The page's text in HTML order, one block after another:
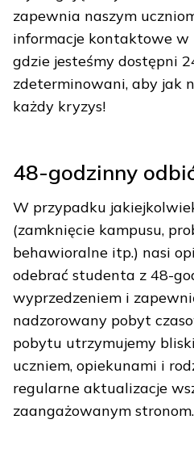
zapewnia naszym
informacje kontaktowe w
gdzie jesteśmy dostępni
zdeterminowani, aby jak
każdy kryzys!
48-godzinny
W przypadku
(zamknięcie kampusu,
behawioralne itp.) nasi
odebrać studenta z 48-
wyprzedzeniem i
nadzorowany pobyt
pobytu utrzymujemy
uczniem, opiekunami i
regularne aktualizacje
zaangażowanym stronom.